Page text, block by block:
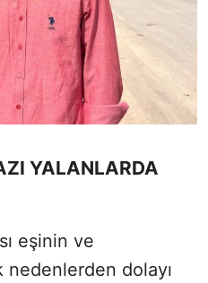
YALANLARDA
eşinin ve
nedenlerden dolayı